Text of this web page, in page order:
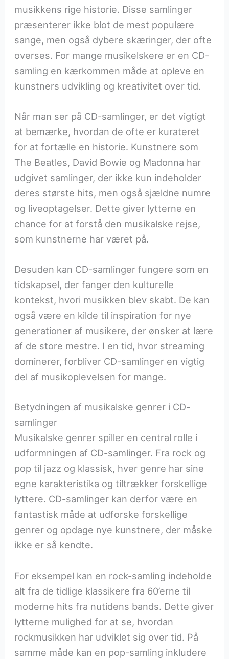
musikkens rige historie. Disse samlinger
præsenterer ikke blot de mest populære
sange, men også dybere skæringer, der ofte
overses. For mange musikelskere er en CD-
samling en kærkommen måde at opleve en
kunstners udvikling og kreativitet over tid.
Når man ser på CD-samlinger, er det vigtigt
at bemærke, hvordan de ofte er kurateret
for at fortælle en historie. Kunstnere som
The Beatles, David Bowie og Madonna har
udgivet samlinger, der ikke kun indeholder
deres største hits, men også sjældne numre
og liveoptagelser. Dette giver lytterne en
chance for at forstå den musikalske rejse,
som kunstnerne har været på.
Desuden kan CD-samlinger fungere som en
tidskapsel, der fanger den kulturelle
kontekst, hvori musikken blev skabt. De kan
også være en kilde til inspiration for nye
generationer af musikere, der ønsker at lære
af de store mestre. I en tid, hvor streaming
dominerer, forbliver CD-samlinger en vigtig
del af musikoplevelsen for mange.
Betydningen af musikalske genrer i CD-
samlinger
Musikalske genrer spiller en central rolle i
udformningen af CD-samlinger. Fra rock og
pop til jazz og klassisk, hver genre har sine
egne karakteristika og tiltrækker forskellige
lyttere. CD-samlinger kan derfor være en
fantastisk måde at udforske forskellige
genrer og opdage nye kunstnere, der måske
ikke er så kendte.
For eksempel kan en rock-samling indeholde
alt fra de tidlige klassikere fra 60’erne til
moderne hits fra nutidens bands. Dette giver
lytterne mulighed for at se, hvordan
rockmusikken har udviklet sig over tid. På
samme måde kan en pop-samling inkludere